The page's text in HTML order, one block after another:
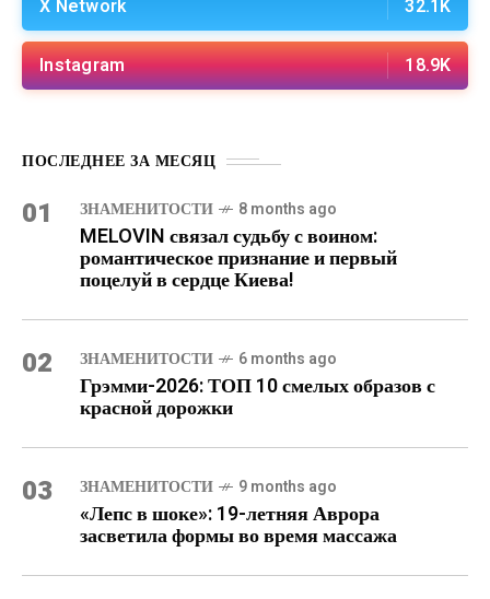
X Network 32.1K
Instagram 18.9K
ПОСЛЕДНЕЕ ЗА МЕСЯЦ
01 ЗНАМЕНИТОСТИ 8 months ago
MELOVIN связал судьбу с воином:
романтическое признание и первый
поцелуй в сердце Киева!
02 ЗНАМЕНИТОСТИ 6 months ago
Грэмми-2026: ТОП 10 смелых образов с
красной дорожки
03 ЗНАМЕНИТОСТИ 9 months ago
«Лепс в шоке»: 19-летняя Аврора
засветила формы во время массажа